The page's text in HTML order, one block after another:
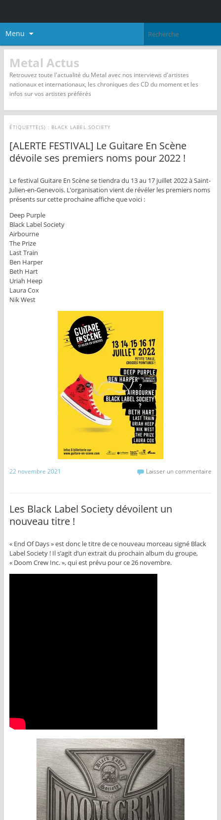
Menu
Metal Actus
Retrouvez toute l'actualité du Metal avec nos interviews d'artistes
nationaux et internationaux, les chroniques des CD du moment et les
infos sur vos artistes préférés
ÉTIQUETTE(S) : BLACK LABEL SOCIETY
[ALERTE FESTIVAL] Le Guitare En Scène
dévoile ses premiers noms pour 2022 !
Le festival Guitare En Scène se tiendra du 13 au 17 juillet 2022 à Saint-
Julien-en-Genevois. L’organisation vient de révéler les premiers noms
présents sur cette prochaine affiche que voici :
Deep Purple
Black Label Society
Airbourne
The Prize
Last Train
Ben Harper
Beth Hart
Uriah Heep
Laura Cox
Nik West
22 novembre 2021 Laisser un commentaire
Les Black Label Society dévoilent un
nouveau titre !
« End Of Days » est donc le titre de ce nouveau morceau signé Black
Label Society ! Il s’agit d’un extrait du prochain album du groupe,
« Doom Crew Inc. », qui est prévu pour ce 26 novembre.